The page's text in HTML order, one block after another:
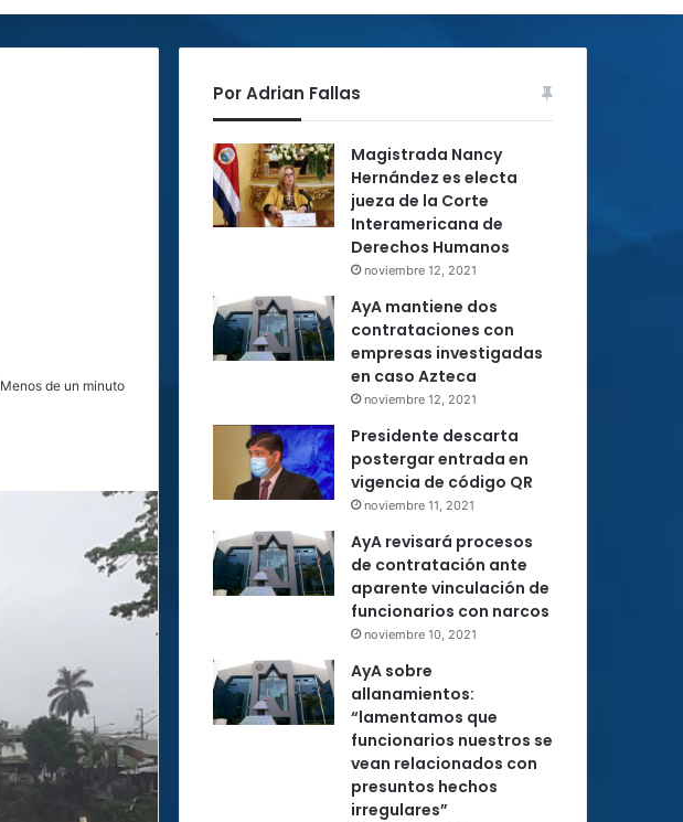
Menos de un minuto
Por Adrian Fallas
Magistrada Nancy
Hernández es electa
jueza de la Corte
Interamericana de
Derechos Humanos
noviembre 12, 2021
AyA mantiene dos
contrataciones con
empresas investigadas
en caso Azteca
noviembre 12, 2021
Presidente descarta
postergar entrada en
vigencia de código QR
noviembre 11, 2021
AyA revisará procesos
de contratación ante
aparente vinculación de
funcionarios con narcos
noviembre 10, 2021
AyA sobre
allanamientos:
“lamentamos que
funcionarios nuestros se
vean relacionados con
presuntos hechos
irregulares”